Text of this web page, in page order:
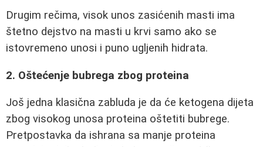
Drugim rečima, visok unos zasićenih masti ima
štetno dejstvo na masti u krvi samo ako se
istovremeno unosi i puno ugljenih hidrata.
2. Oštećenje bubrega zbog proteina
Još jedna klasična zabluda je da će ketogena dijeta
zbog visokog unosa proteina oštetiti bubrege.
Pretpostavka da ishrana sa manje proteina